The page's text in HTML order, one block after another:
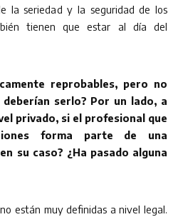
la seriedad y la seguridad de los
tienen que estar al día del
reprobables, pero no
deberían serlo? Por un lado, a
privado, si el profesional que
forma parte de una
su caso? ¿Ha pasado alguna
están muy definidas a nivel legal.